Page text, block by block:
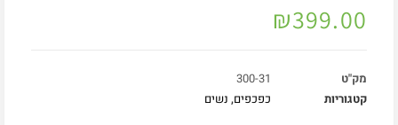
₪399.00
מק"ט
300-31
קטגוריות
כפכפים, נשים